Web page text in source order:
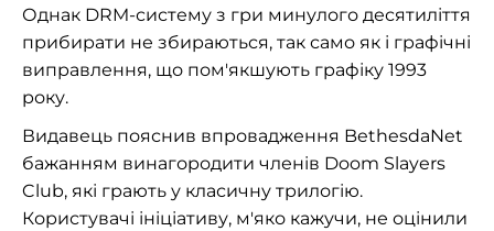
Однак DRM-систему з гри минулого десятиліття
прибирати не збираються, так само як і графічні
виправлення, що пом'якшують графіку 1993
року.
Видавець пояснив впровадження BethesdaNet
бажанням винагородити членів Doom Slayers
Club, які грають у класичну трилогію.
Користувачі ініціативу, м'яко кажучи, не оцінили